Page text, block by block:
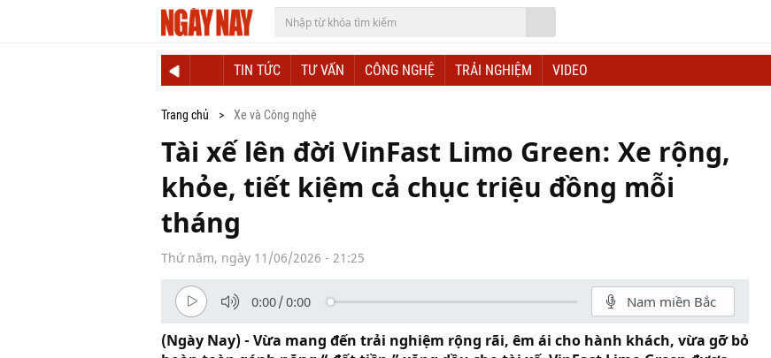
TIN TỨC TƯ VẤN CÔNG NGHỆ TRẢI NGHIỆM VIDEO
Trang chủ Xe và Công nghệ
Tài xế lên đời VinFast Limo Green: Xe rộng,
khỏe, tiết kiệm cả chục triệu đồng mỗi
tháng
Thứ năm, ngày 11/06/2026 - 21:25
0:00/0:00 Nam miền Bắc
(Ngày Nay) - Vừa mang đến trải nghiệm rộng rãi, êm ái cho hành khách, vừa gỡ bỏ